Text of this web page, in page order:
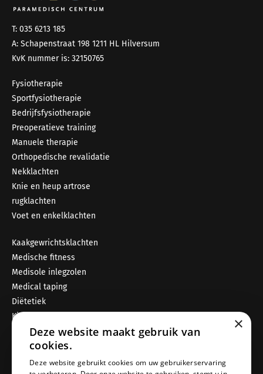
T: 035 6213 185
A: Schapenstraat 198 1211 HL Hilversum
KvK nummer is: 32150765
Fysiotherapie
Sportfysiotherapie
Bedrijfsfysiotherapie
Preoperatieve training
Manuele therapie
Orthopedische revalidatie
Nekklachten
Knie en heup artrose
rugklachten
Voet en enkelklachten
Kaakgewrichtsklachten
Medische fitness
Medisole inlegzolen
Medical taping
Diëtetiek
Kinderfysiotherapie (via externen)
Psychosomatische fysiotherapie (via externen)
Openingstijden
×
Deze website maakt gebruik van
cookies.
Deze website gebruikt cookies om uw gebruikerservaring